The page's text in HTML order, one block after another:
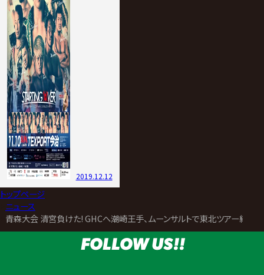
2019.12.12
トップページ
ニュース
青森大会 清宮負けた! GHCへ潮崎王手、ムーンサルトで東北ツアー締め
FOLLOW US!!